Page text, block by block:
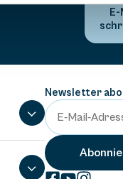
E-
Newsletter